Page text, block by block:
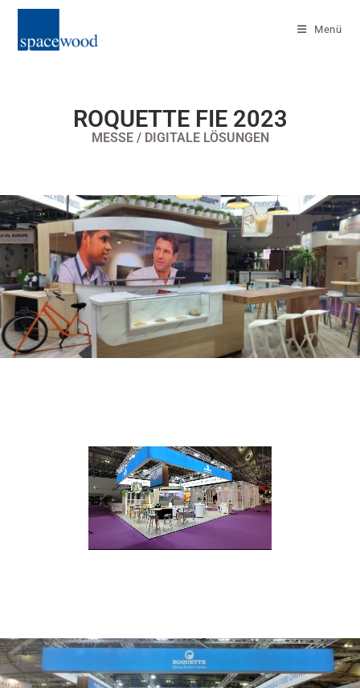
Menü
ROQUETTE FIE 2023
MESSE / DIGITALE LÖSUNGEN